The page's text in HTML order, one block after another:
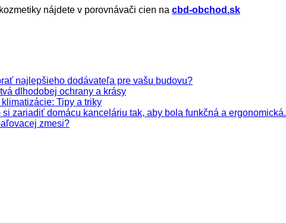
nájdete v porovnávači cien na cbd-obchod.sk
najlepšieho dodávateľa pre vašu budovu?
dlhodobej ochrany a krásy
Tipy a triky
zariadiť domácu kanceláriu tak, aby bola funkčná a ergonomická.
zmesi?